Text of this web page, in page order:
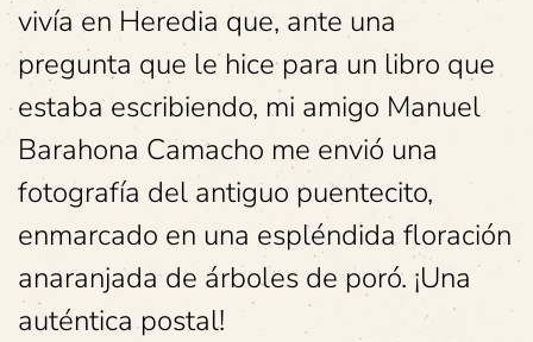
vivía en Heredia que, ante una
pregunta que le hice para un libro que
estaba escribiendo, mi amigo Manuel
Barahona Camacho me envió una
fotografía del antiguo puentecito,
enmarcado en una espléndida floración
anaranjada de árboles de poró. ¡Una
auténtica postal!